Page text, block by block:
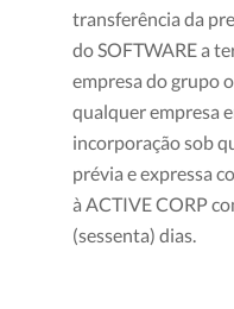
transferência da
do SOFTWARE a
empresa do grupo
qualquer empresa
incorporação sob
prévia e expressa
à ACTIVE CORP
(sessenta) dias.